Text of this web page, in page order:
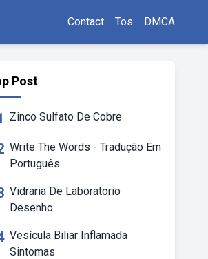
Contact Tos DMCA
Post
Zinco Sulfato De Cobre
Write The Words - Tradução Em
Português
Vidraria De Laboratorio
Desenho
Vesícula Biliar Inflamada
Sintomas